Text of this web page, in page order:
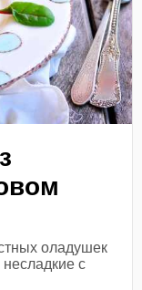
оладушек
с